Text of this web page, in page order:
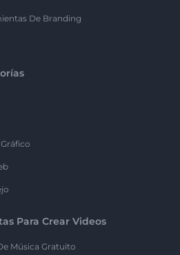
De Branding
Para Crear Videos
Música Gratuito